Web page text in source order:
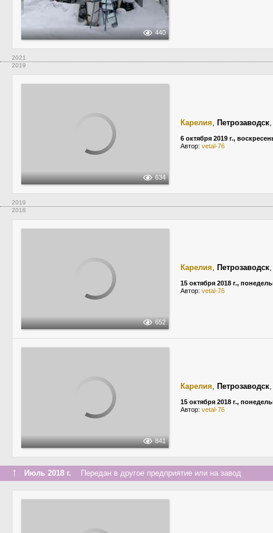
440
2021
2019
634
Карелия, Петрозаводск,
6 октября 2019 г.,
Автор: vetal-76
2019
2018
652
Карелия, Петрозаводск,
15 октября 2018 г.,
Автор: vetal-76
841
Карелия, Петрозаводск,
15 октября 2018 г.,
Автор: vetal-76
↑ Июль 2018 г. Передан в другое предприятие или на завод